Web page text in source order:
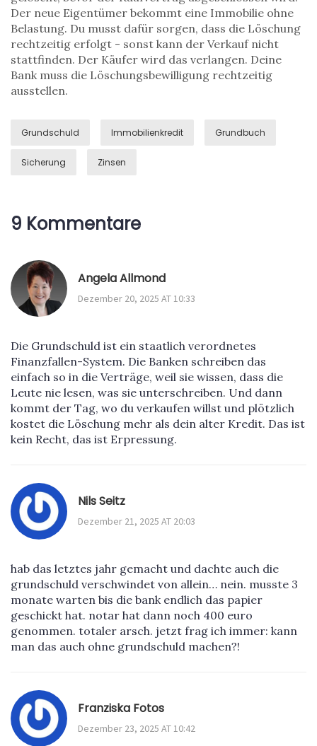
Der neue Eigentümer bekommt eine Immobilie ohne
Belastung. Du musst dafür sorgen, dass die Löschung
rechtzeitig erfolgt - sonst kann der Verkauf nicht
stattfinden. Der Käufer wird das verlangen. Deine
Bank muss die Löschungsbewilligung rechtzeitig
ausstellen.
Grundschuld Immobilienkredit Grundbuch
Sicherung Zinsen
9 Kommentare
Angela Allmond
Dezember 20, 2025 AT 10:33
Die Grundschuld ist ein staatlich verordnetes
Finanzfallen-System. Die Banken schreiben das
einfach so in die Verträge, weil sie wissen, dass die
Leute nie lesen, was sie unterschreiben. Und dann
kommt der Tag, wo du verkaufen willst und plötzlich
kostet die Löschung mehr als dein alter Kredit. Das ist
kein Recht, das ist Erpressung.
Nils Seitz
Dezember 21, 2025 AT 20:03
hab das letztes jahr gemacht und dachte auch die
grundschuld verschwindet von allein… nein. musste 3
monate warten bis die bank endlich das papier
geschickt hat. notar hat dann noch 400 euro
genommen. totaler arsch. jetzt frag ich immer: kann
man das auch ohne grundschuld machen?!
Franziska Fotos
Dezember 23, 2025 AT 10:42